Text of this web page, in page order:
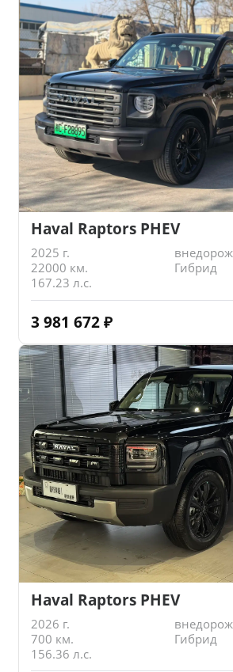
Haval Raptors PHEV
2025 г.
22000 км.
Гибрид
167.23 л.с.
3 981 672 ₽
Haval Raptors PHEV
2026 г.
700 км.
Гибрид
156.36 л.с.